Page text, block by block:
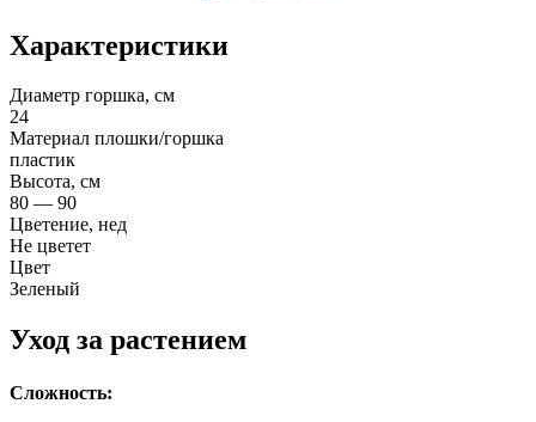
Характеристики
Диаметр горшка, см
24
Материал плошки/горшка
пластик
Высота, см
80 — 90
Цветение, нед
Не цветет
Цвет
Зеленый
Уход за растением
Сложность: